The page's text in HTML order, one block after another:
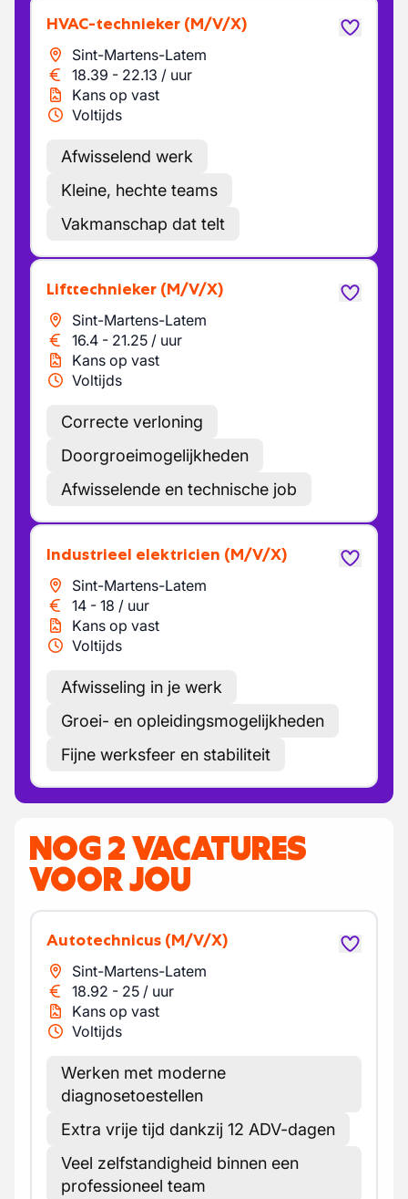
HVAC-technieker (M/V/X)
Sint-Martens-Latem
18.39 - 22.13 / uur
Kans op vast
Voltijds
Afwisselend werk
Kleine, hechte teams
Vakmanschap dat telt
Lifttechnieker (M/V/X)
Sint-Martens-Latem
16.4 - 21.25 / uur
Kans op vast
Voltijds
Correcte verloning
Doorgroeimogelijkheden
Afwisselende en technische job
Industrieel elektricien (M/V/X)
Sint-Martens-Latem
14 - 18 / uur
Kans op vast
Voltijds
Afwisseling in je werk
Groei- en opleidingsmogelijkheden
Fijne werksfeer en stabiliteit
NOG 2 VACATURES
VOOR JOU
Autotechnicus (M/V/X)
Sint-Martens-Latem
18.92 - 25 / uur
Kans op vast
Voltijds
Werken met moderne
diagnosetoestellen
Extra vrije tijd dankzij 12 ADV-dagen
Veel zelfstandigheid binnen een
professioneel team